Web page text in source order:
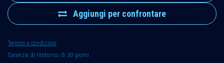
Aggiungi per confrontare
Termini e condizioni
Garanzia di rimborso di 30 giorni